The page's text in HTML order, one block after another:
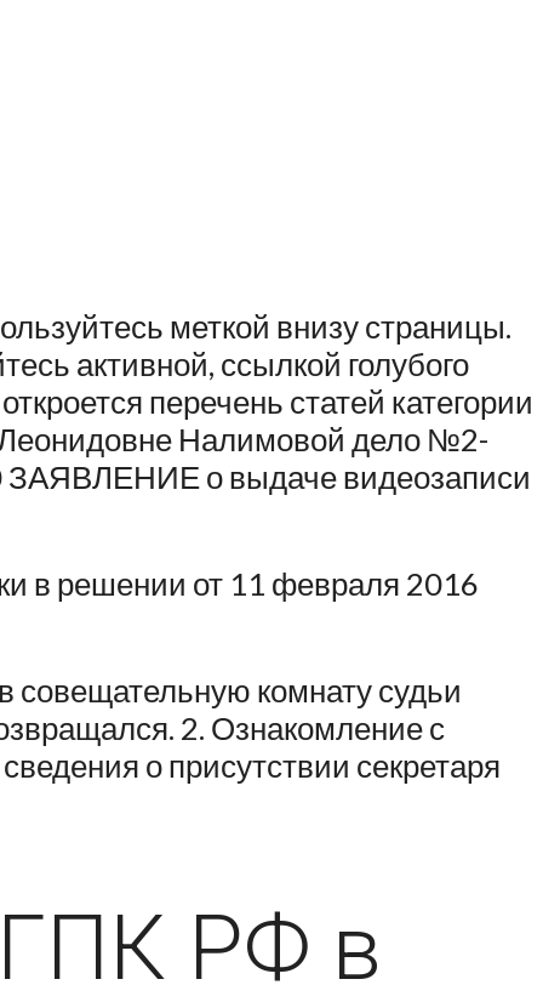
меткой внизу страницы.
активной, ссылкой голубого
перечень статей категории
Леонидовне Налимовой дело №2-
ЗАЯВЛЕНИЕ о выдаче видеозаписи
в решении от 11 февраля 2016
совещательную комнату судьи
2. Ознакомление с
о присутствии секретаря
РФ в